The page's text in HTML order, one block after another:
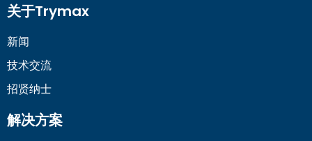
关于Trymax
新闻
技术交流
招贤纳士
解决方案